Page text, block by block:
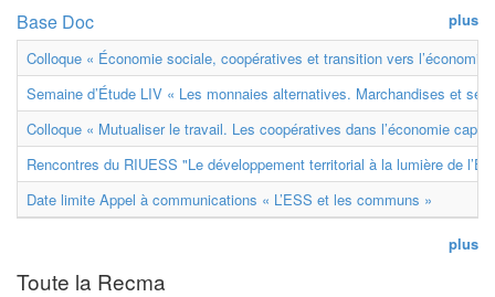
plus
Base Doc
Colloque « Économie sociale, coopératives et transition vers
Semaine d’Étude LIV « Les monnaies alternatives. Marchandises et
Colloque « Mutualiser le travail. Les coopératives dans l’économie
Rencontres du RIUESS "Le développement territorial à la lumière de
Date limite Appel à communications « L’ESS et les communs »
plus
Toute la Recma